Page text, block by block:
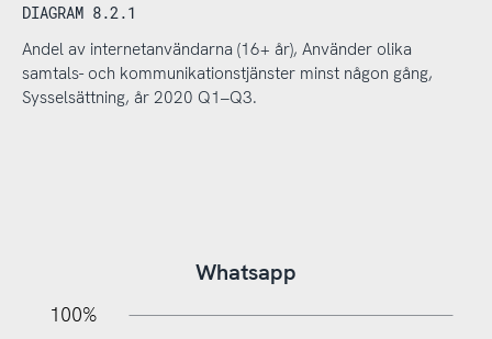
DIAGRAM 8.2.1
Andel av internetanvändarna (16+ år), Använder olika
samtals- och kommunikationstjänster minst någon gång,
Sysselsättning, år 2020 Q1–Q3.
Whatsapp
100%